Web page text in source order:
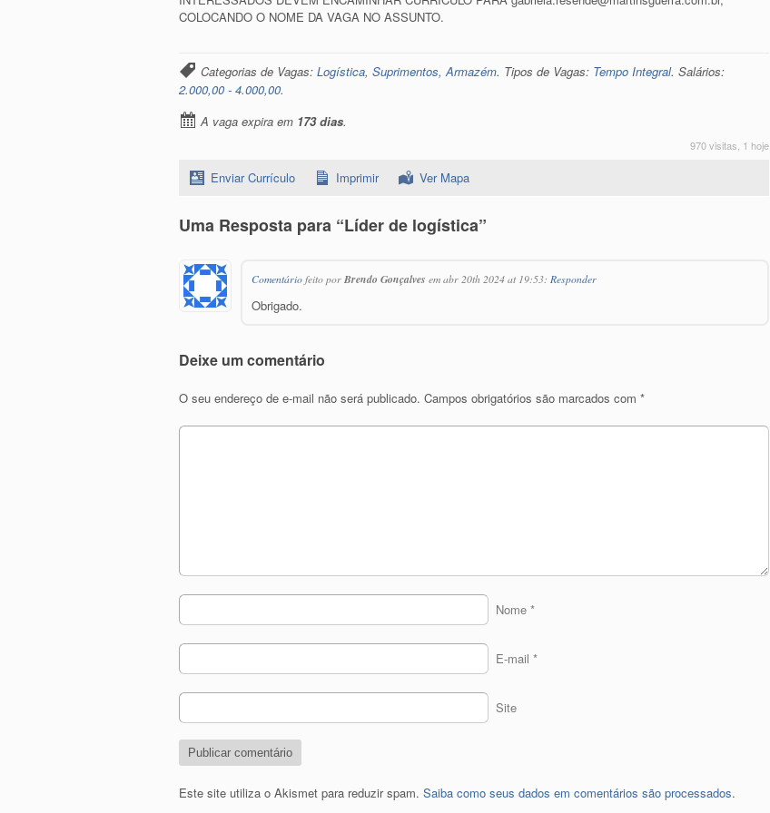
COLOCANDO O NOME DA VAGA NO ASSUNTO.
Categorias de Vagas: Logística, Suprimentos, Armazém. Tipos de Vagas: Tempo Integral. Salários:
2.000,00 - 4.000,00.
A vaga expira em 173 dias.
970 visitas, 1 hoje
Enviar Currículo Imprimir Ver Mapa
Uma Resposta para “Líder de logística”
Comentáriofeito porBrendo Gonçalves em abr 20th 2024 at 19:53: Responder
Obrigado.
Deixe um comentário
O seu endereço de e-mail não será publicado. Campos obrigatórios são marcados com *
Nome *
E-mail *
Site
Este site utiliza o Akismet para reduzir spam. Saiba como seus dados em comentários são processados.